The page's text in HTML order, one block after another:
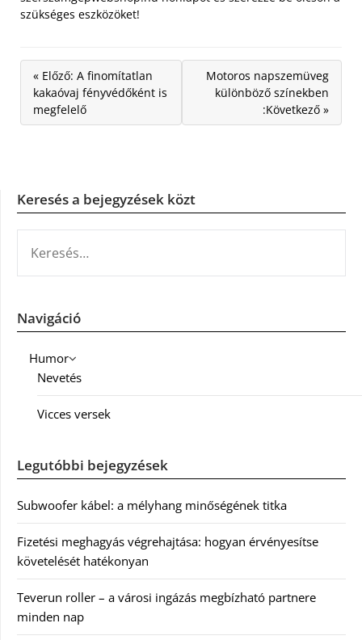
szükséges eszközöket!
« Előző: A finomítatlan
kakaóvaj fényvédőként is
megfelelő
Motoros napszemüveg
különböző színekben
:Következő »
Keresés a bejegyzések közt
Navigáció
Humor
Nevetés
Vicces versek
Legutóbbi bejegyzések
Subwoofer kábel: a mélyhang minőségének titka
Fizetési meghagyás végrehajtása: hogyan érvényesítse
követelését hatékonyan
Teverun roller – a városi ingázás megbízható partnere
minden nap